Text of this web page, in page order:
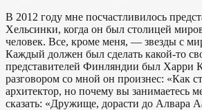
В 2012 году мне посчастливилось
Хельсинки, когда он был столицей
человек. Все, кроме меня, — звезды с
Каждый должен был сделать какой-то
представителей Финляндии был Харри
разговором со мной он произнес: «Как
архитектор, но почему вы занимаетесь
сказать: «Дружище, дорасти до Алвара